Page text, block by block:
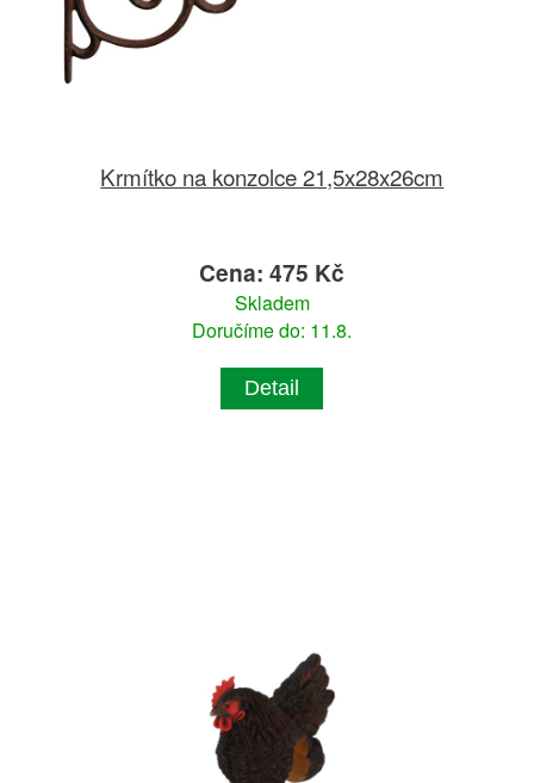
Krmítko na konzolce 21,5x28x26cm
Cena: 475 Kč
Skladem
Doručíme do: 11.8.
Detail